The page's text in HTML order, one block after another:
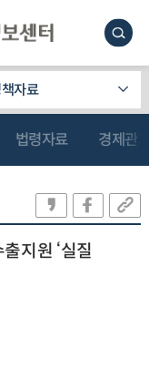
자료
법령자료 경제관
지원 ‘실질